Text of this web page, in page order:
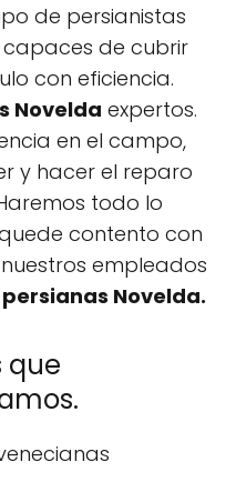
de persianistas
de cubrir
con eficiencia.
Novelda expertos.
en el campo,
y hacer el reparo
todo lo
contento con
empleados
Novelda.
que